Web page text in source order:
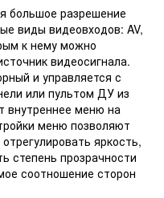
большое разрешение
виды видеовходов: AV,
к нему можно
видеосигнала.
и управляется с
или пультом ДУ из
внутреннее меню на
меню позволяют
яркость,
степень прозрачности
соотношение сторон